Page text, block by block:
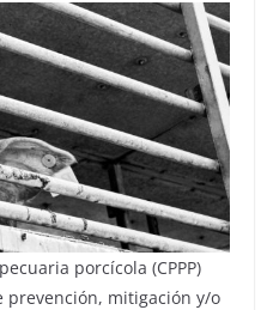
porcícola (CPPP)
mitigación y/o